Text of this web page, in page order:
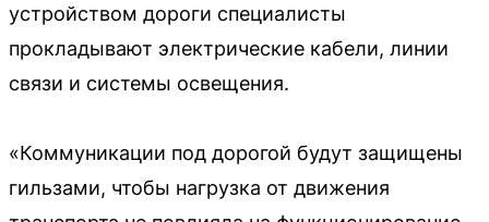
устройством дороги специалисты
прокладывают электрические кабели, линии
связи и системы освещения.
«Коммуникации под дорогой будут защищены
гильзами, чтобы нагрузка от движения